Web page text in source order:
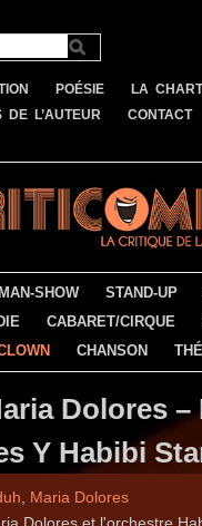
POÉSIE LA
DE L’AUTEUR
CONTACT
SHOW STAND-UP
CABARET/CIRQUE
CHANSON
Dolores –
Y Habibi
Maria Dolores